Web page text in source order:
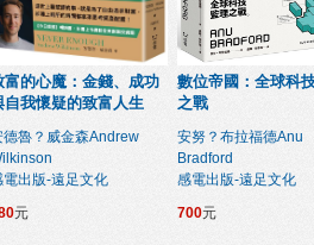
富的心魔：金錢、成功
自我懷疑的致富人生
德魯？威金森Andrew
電出版-遠足文化
元
數位帝國：全球科
之戰
安努？布拉福德Anu
Bradford
感電出版-遠足文化
700元